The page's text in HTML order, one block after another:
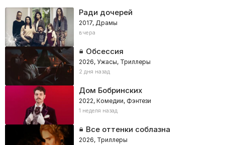
Ради дочерей
2017, Драмы
вчера
Обсессия
2026, Ужасы, Триллеры
2 дня назад
Дом Бобринских
2022, Комедии, Фэнтези
1 неделя назад
Все оттенки соблазна
2026, Триллеры